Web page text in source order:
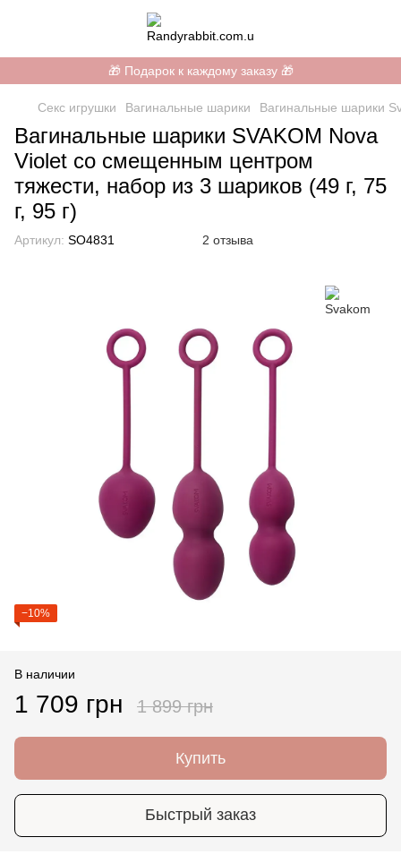
🎁 Подарок к каждому заказу 🎁
Секс игрушки Вагинальные шарики Вагинальные шарики
Вагинальные шарики SVAKOM Nova
Violet со смещенным центром
тяжести, набор из 3 шариков (49 г, 75
г, 95 г)
Артикул: SO4831 2 отзыва
−10%
В наличии
1 709 грн 1 899 грн
Купить
Быстрый заказ